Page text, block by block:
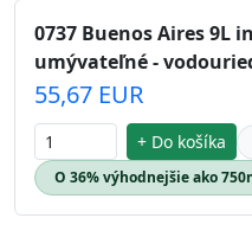
0737 Buenos Aires 9L
umývateľné -
55,67 EUR
+ Do košíka
O 36% výhodnejšie ako